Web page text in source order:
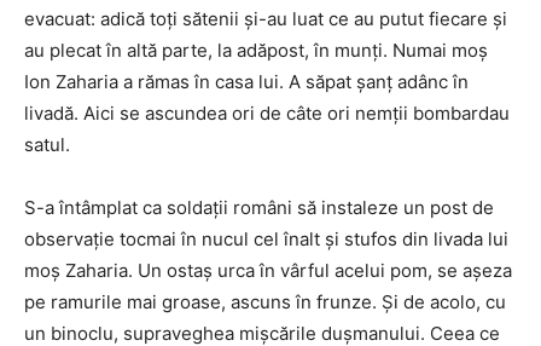
evacuat: adică toţi sătenii şi-au luat ce au putut fiecare şi
au plecat în altă parte, la adăpost, în munţi. Numai moş
Ion Zaharia a rămas în casa lui. A săpat şanţ adânc în
livadă. Aici se ascundea ori de câte ori nemţii bombardau
satul.
S-a întâmplat ca soldaţii români să instaleze un post de
observaţie tocmai în nucul cel înalt şi stufos din livada lui
moş Zaharia. Un ostaş urca în vârful acelui pom, se aşeza
pe ramurile mai groase, ascuns în frunze. Şi de acolo, cu
un binoclu, suprave­ghea mişcările duşmanului. Ceea ce